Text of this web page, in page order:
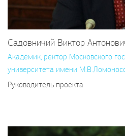
Садовничий Виктор
Академик, ректор Московского
университета имени
Руководитель проекта